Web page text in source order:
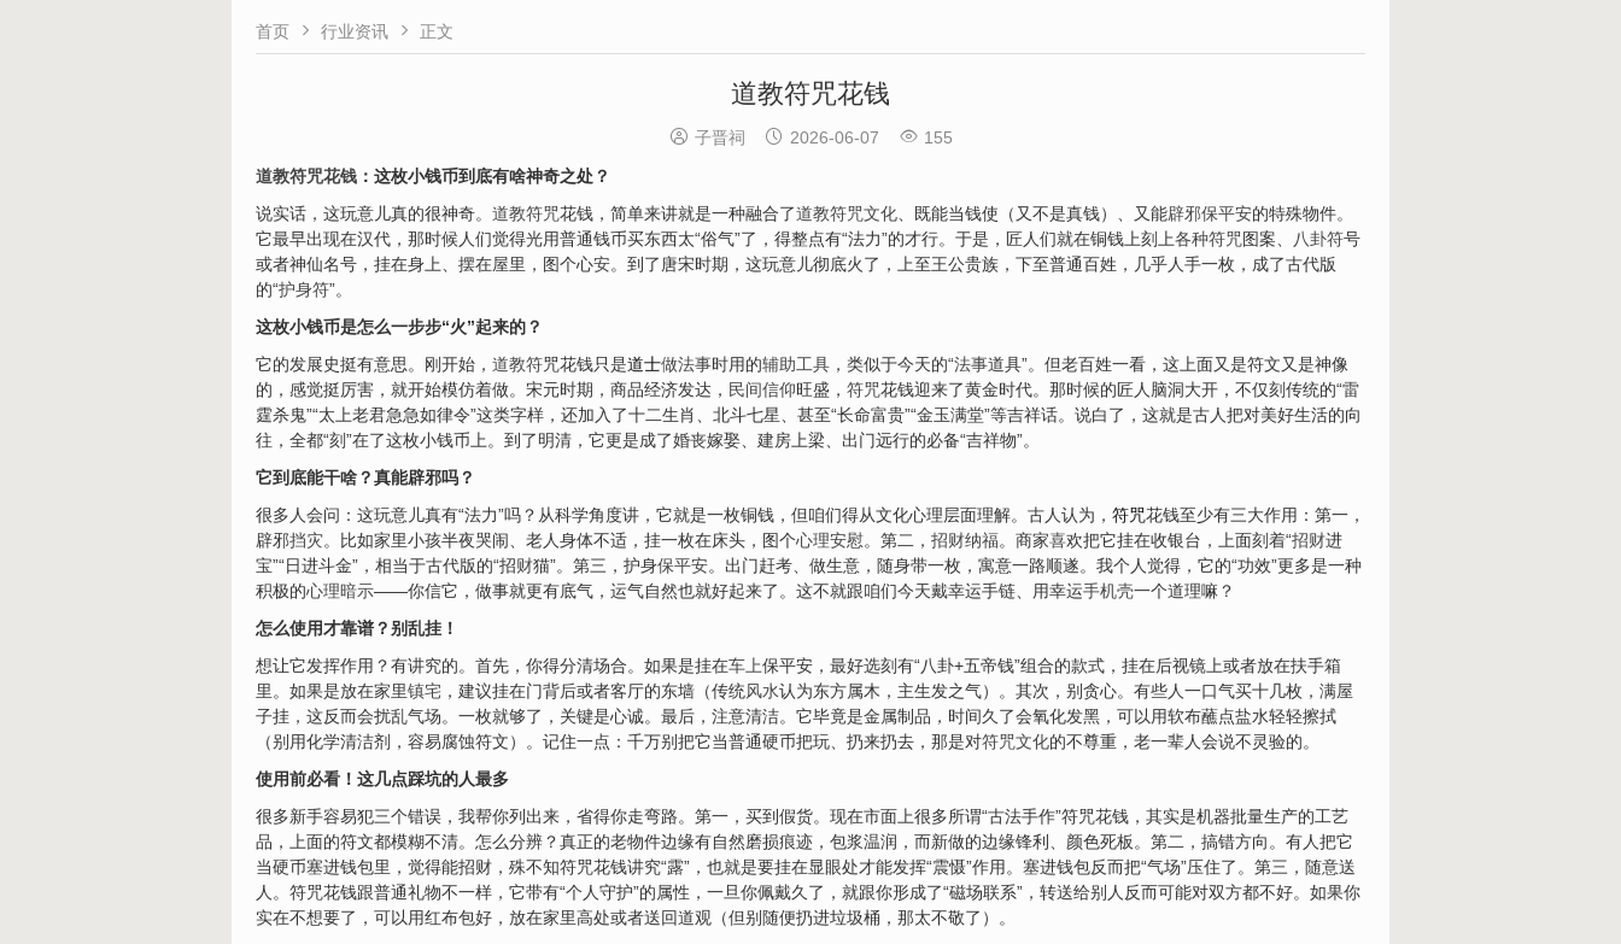
首页  行业资讯  正文
道教符咒花钱
 子晋祠  2026-06-07  155
道教符咒花钱 ：这枚小钱币到底有啥神奇之处？
说实话，这玩意儿真的很神奇。 道教符咒花钱，简单来讲就是一种融合了道教符咒文化 、既能当钱使（又不是真钱）、又能辟邪保平安的特殊物件。
它最早出现在汉代，那时候人们觉得光用普通钱币买东西太“俗气”了，得整点有“法力”的才行。于是，匠人们就在铜钱上刻上各种符咒图案、 八卦符号
或者神仙名号，挂在身上、摆在屋里，图个心安。到了唐宋时期，这玩意儿彻底火了，上至王公贵族，下至普通百姓，几乎人手一枚，成了古代版
的“护身符”。
这枚小钱币是怎么一步步“火”起来的？
它的发展史挺有意思。刚开始， 道教符咒花钱只是道士做法事时用的辅助工具 ，类似于今天的“法事道具”。但老百姓一看，这上面又是符文又是神像
的，感觉挺厉害，就开始模仿着做。宋元时期，商品经济发达， 民间信仰旺盛， 符咒花钱迎来了黄金时代。那时候的匠人脑洞大开，不仅刻传统的“雷
霆杀鬼”“太上老君急急如律令”这类字样，还加入了十二生肖、北斗七星、甚至“长命富贵”“金玉满堂”等吉祥话。说白了，这就是古人把对美好生活的向
往，全都“刻”在了这枚小钱币上。到了明清，它更是成了婚丧嫁娶、建房上梁、出门远行的必备“吉祥物”。
它到底能干啥？真能辟邪吗？
很多人会问：这玩意儿真有“法力”吗？从科学角度讲，它就是一枚铜钱，但咱们得从文化心理层面理解。古人认为， 符咒花钱至少有三大作用：第一，
辟邪挡灾。比如家里小孩半夜哭闹、老人身体不适，挂一枚在床头，图个心理安慰。第二， 招财纳福。商家喜欢把它挂在收银台，上面刻着“招财进
宝”“日进斗金”，相当于古代版的“招财猫”。第三，护身保平安。出门赶考、做生意，随身带一枚，寓意一路顺遂。我个人觉得，它的“功效”更多是一种
积极的心理暗示——你信它，做事就更有底气，运气自然也就好起来了。这不就跟咱们今天戴幸运手链、用幸运手机壳一个道理嘛？
怎么使用才靠谱？别乱挂！
想让它发挥作用？有讲究的。首先，你得分清场合。如果是挂在车上保平安，最好选刻有“八卦+五帝钱”组合的款式，挂在后视镜上或者放在扶手箱
里。如果是放在家里镇宅 ，建议挂在门背后或者客厅的东墙（传统风水认为东方属木，主生发之气）。其次，别贪心。有些人一口气买十几枚，满屋
子挂，这反而会扰乱气场。一枚就够了，关键是心诚。最后，注意清洁。它毕竟是金属制品，时间久了会氧化发黑，可以用软布蘸点盐水轻轻擦拭
（别用化学清洁剂，容易腐蚀符文）。记住一点：千万别把它当普通硬币把玩、扔来扔去，那是对符咒文化的不尊重，老一辈人会说不灵验的。
使用前必看！这几点踩坑的人最多
很多新手容易犯三个错误，我帮你列出来，省得你走弯路。第一，买到假货。现在市面上很多所谓“古法手作”符咒花钱，其实是机器批量生产的工艺
品，上面的符文都模糊不清。怎么分辨？真正的老物件边缘有自然磨损痕迹，包浆温润，而新做的边缘锋利、颜色死板。第二，搞错方向。有人把它
当硬币塞进钱包里，觉得能招财，殊不知符咒花钱讲究“露”，也就是要挂在显眼处才能发挥“震慑”作用。塞进钱包反而把“气场”压住了。第三，随意送
人。符咒花钱跟普通礼物不一样，它带有“个人守护”的属性，一旦你佩戴久了，就跟你形成了“磁场联系”，转送给别人反而可能对双方都不好。如果你
实在不想要了，可以用红布包好，放在家里高处或者送回道观（但别随便扔进垃圾桶，那太不敬了）。